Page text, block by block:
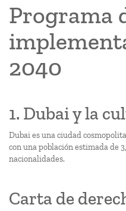
Programa
2040
1. Dubai y la
Dubai es una ciudad
con una población estimada de
nacionalidades.
Carta de